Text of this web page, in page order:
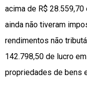
acima de R$
ainda não tiveram
rendimentos não
142.798,50 de lucro
propriedades de bens